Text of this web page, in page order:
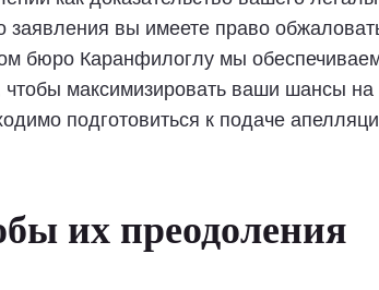
заявления вы имеете право
бюро Каранфилоглу мы
максимизировать ваши шансы
подготовиться к подаче
их преодоления